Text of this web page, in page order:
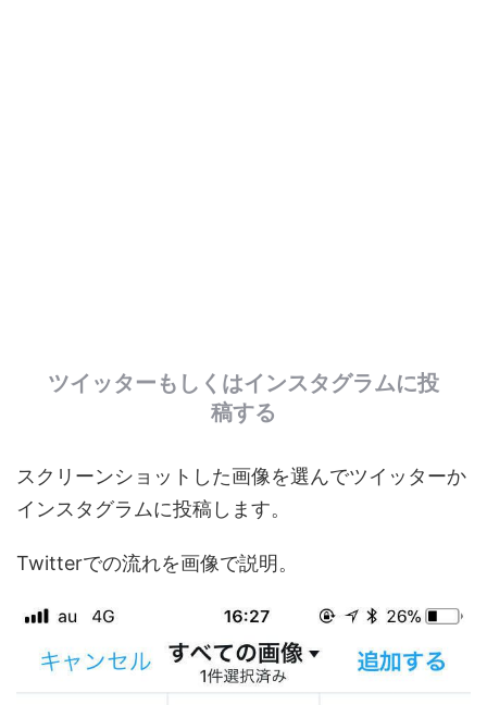
ツイッターもしくはインスタグラムに投
稿する
スクリーンショットした画像を選んでツイッターか
インスタグラムに投稿します。
Twitterでの流れを画像で説明。